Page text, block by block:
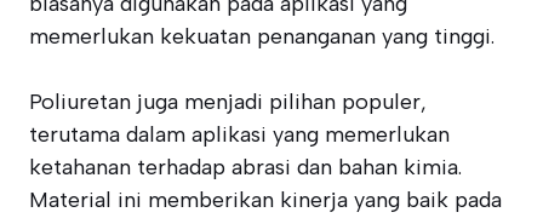
memerlukan kekuatan penanganan yang tinggi.
Poliuretan juga menjadi pilihan populer,
terutama dalam aplikasi yang memerlukan
ketahanan terhadap abrasi dan bahan kimia.
Material ini memberikan kinerja yang baik pada